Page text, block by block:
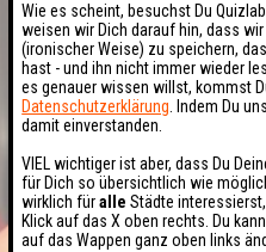
Wie es scheint, besuchst Du
weisen wir Dich darauf hin, dass
(ironischer Weise) zu speichern,
hast - und ihn nicht immer wieder
es genauer wissen willst, kommst
Datenschutzerklärung . Indem Du
damit einverstanden.
VIEL wichtiger ist aber, dass Du
für Dich so übersichtlich wie
wirklich füralle Städte
Klick auf das X oben rechts. Du
auf das Wappen ganz oben links